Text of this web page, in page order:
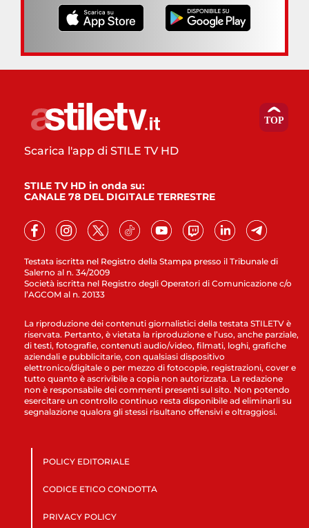
Testata iscritta nel Registro della Stampa presso il Tribunale di
Salerno al n. 34/2009
Società iscritta nel Registro degli Operatori di Comunicazione c/o
l’AGCOM al n. 20133
Scarica l'app di STILE TV HD
STILE TV HD in onda su:
CANALE 78 DEL DIGITALE TERRESTRE
La riproduzione dei contenuti giornalistici della testata STILETV è
riservata. Pertanto, è vietata la riproduzione e l’uso, anche parziale,
di testi, fotografie, contenuti audio/video, filmati, loghi, grafiche
aziendali e pubblicitarie, con qualsiasi dispositivo
elettronico/digitale o per mezzo di fotocopie, registrazioni, cover e
tutto quanto è ascrivibile a copia non autorizzata. La redazione
non è responsabile dei commenti presenti sul sito. Non potendo
esercitare un controllo continuo resta disponibile ad eliminarli su
segnalazione qualora gli stessi risultano offensivi e oltraggiosi.
POLICY EDITORIALE
CODICE ETICO CONDOTTA
PRIVACY POLICY